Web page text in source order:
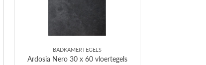
BADKAMERTEGELS
Ardosia Nero 30 x 60 vloertegels